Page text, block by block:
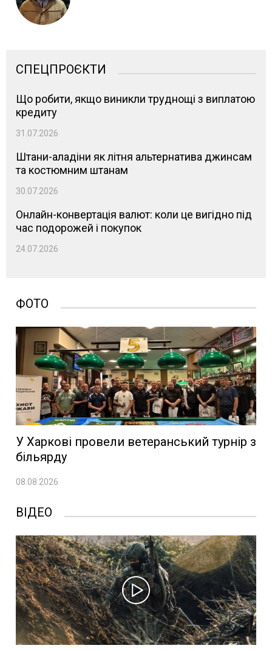
СПЕЦПРОЄКТИ
Що робити, якщо виникли труднощі з виплатою
кредиту
31.07.2026
Штани-аладіни як літня альтернатива джинсам
та костюмним штанам
30.07.2026
Онлайн-конвертація валют: коли це вигідно під
час подорожей і покупок
24.07.2026
ФОТО
У Харкові провели ветеранський турнір з
більярду
08.08.2026
ВІДЕО